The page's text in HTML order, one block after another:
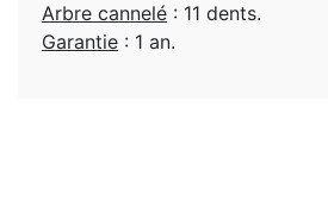
Arbre cannelé : 11 dents.
Garantie : 1 an.